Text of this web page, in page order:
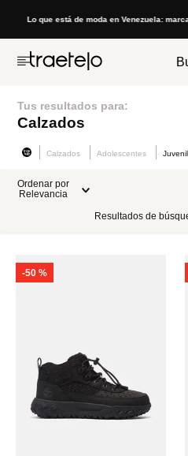
Lo que está de moda en Venezuela:
Tus resultados para:
Calzados
Calzados Adolescentes Juvenil
Ordenar por
Relevancia
Resultados de
-50 %